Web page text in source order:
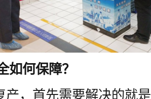
如何保障？
产，首先需要解决的就